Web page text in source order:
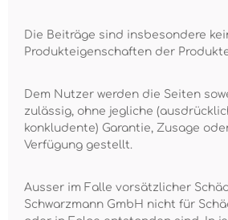
Die Beiträge sind insbesondere
Produkteigenschaften der
Dem Nutzer werden die Seiten
zulässig, ohne jegliche
konkludente) Garantie, Zusage
Verfügung gestellt.
Ausser im Falle vorsätzlicher
Schwarzmann GmbH nicht für